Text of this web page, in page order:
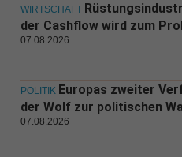
WIRTSCHAFT
der Cashflow wird zum
07.08.2026
POLITIK Europas zweiter
der Wolf zur politischen
07.08.2026